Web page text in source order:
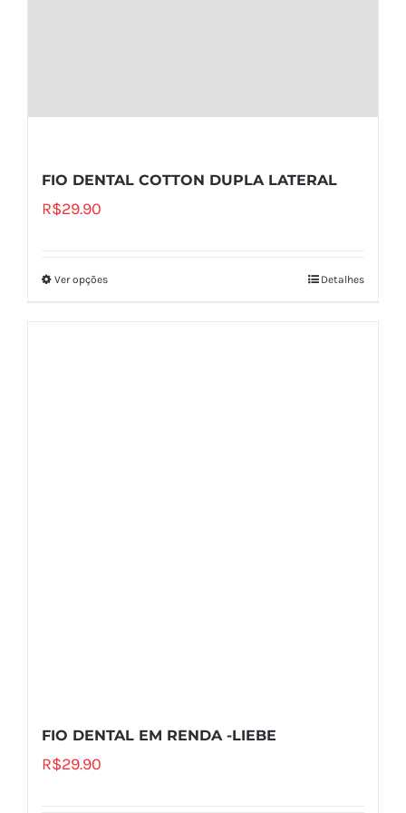
FIO DENTAL COTTON DUPLA LATERAL
R$29.90
Ver opções Detalhes
FIO DENTAL EM RENDA -LIEBE
R$29.90